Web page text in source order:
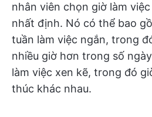
nhân viên chọn giờ làm
nhất định. Nó có thể bao
tuần làm việc ngắn, trong
nhiều giờ hơn trong số
làm việc xen kẽ, trong đó
thúc khác nhau.